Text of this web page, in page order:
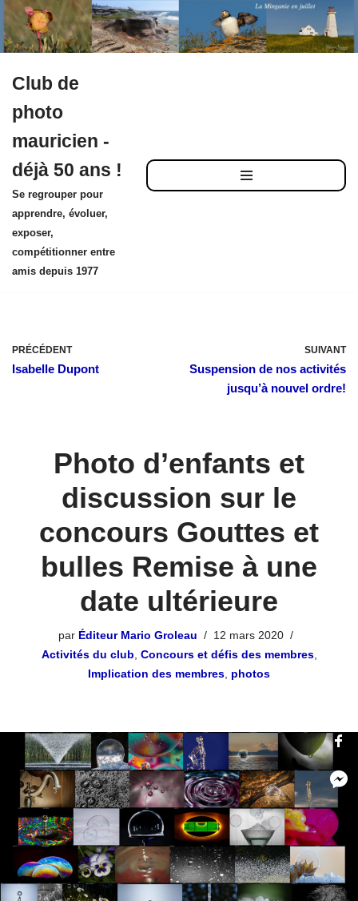
au
contenu
Club de
photo
mauricien -
déjà 50 ans !
Se regrouper pour
apprendre, évoluer,
exposer,
compétitionner entre
amis depuis 1977
PRÉCÉDENT
Isabelle Dupont
SUIVANT
Suspension de nos activités
jusqu’à nouvel ordre!
Photo d’enfants et
discussion sur le
concours Gouttes et
bulles Remise à une
date ultérieure
par Éditeur Mario Groleau
12 mars 2020
Activités du club Concours et défis des membres,
Implication des membres photos